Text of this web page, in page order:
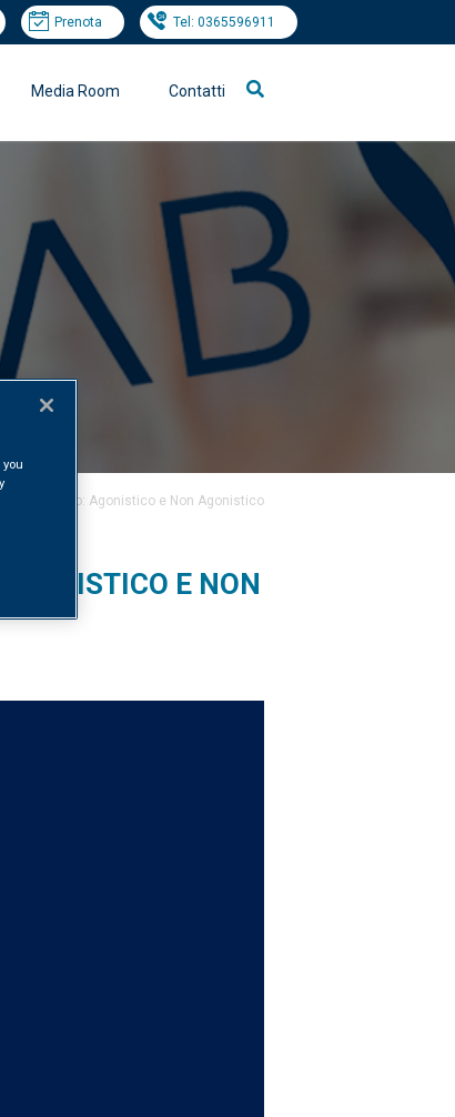
Prenota Tel: 0365596911
Media Room Contatti
Sportivo: Agonistico e Non Agonistico
E NON